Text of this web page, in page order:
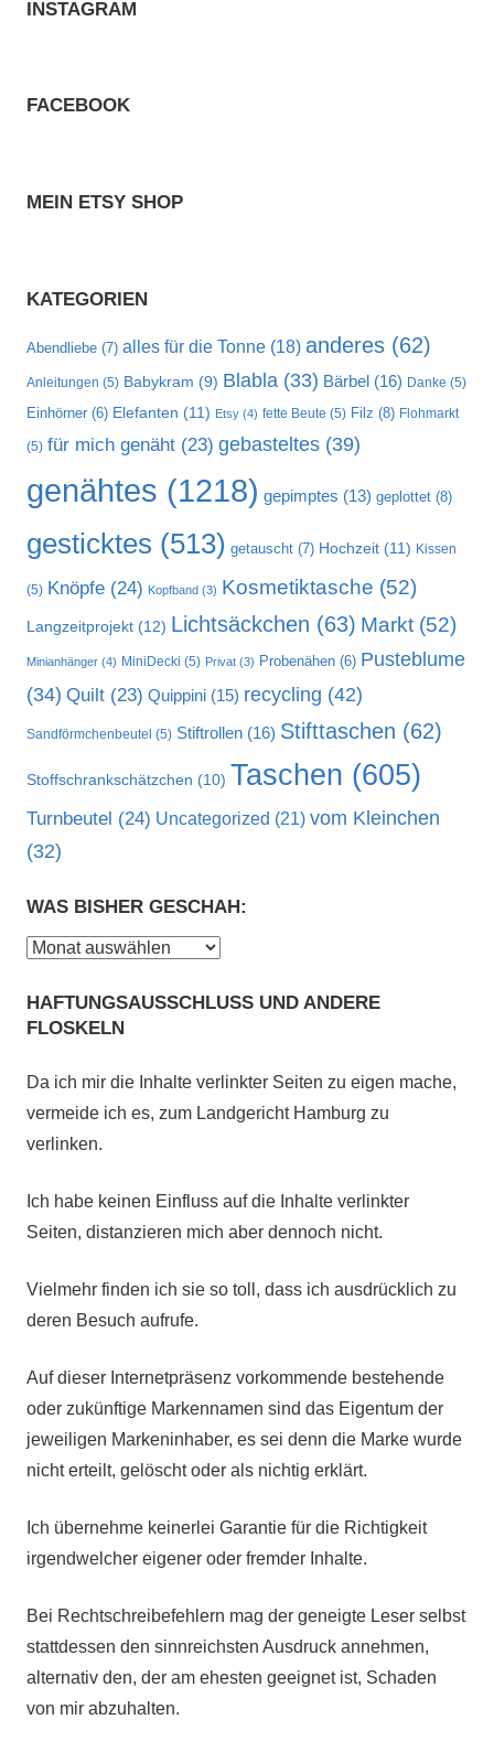
INSTAGRAM
FACEBOOK
MEIN ETSY SHOP
KATEGORIEN
Abendliebe (7) alles für die Tonne (18) anderes (62)
Anleitungen (5) Babykram (9) Blabla (33) Bärbel (16) Danke (5)
Einhörner (6) Elefanten (11) Etsy (4) fette Beute (5) Filz (8) Flohmarkt
(5) für mich genäht (23) gebasteltes (39)
genähtes (1218) gepimptes (13) geplottet (8)
gesticktes (513) getauscht (7) Hochzeit (11) Kissen
(5) Knöpfe (24) Kopfband (3) Kosmetiktasche (52)
Langzeitprojekt (12) Lichtsäckchen (63) Markt (52)
Minianhänger (4) MiniDecki (5) Privat (3) Probenähen (6) Pusteblume
(34) Quilt (23) Quippini (15) recycling (42)
Sandförmchenbeutel (5) Stiftrollen (16) Stifttaschen (62)
Stoffschrankschätzchen (10) Taschen (605)
Turnbeutel (24) Uncategorized (21) vom Kleinchen
(32)
WAS BISHER GESCHAH:
Was
geschah:
HAFTUNGSAUSSCHLUSS UND ANDERE
FLOSKELN
Da ich mir die Inhalte verlinkter Seiten zu eigen mache,
vermeide ich es, zum Landgericht Hamburg zu
verlinken.
Ich habe keinen Einfluss auf die Inhalte verlinkter
Seiten, distanzieren mich aber dennoch nicht.
Vielmehr finden ich sie so toll, dass ich ausdrücklich zu
deren Besuch aufrufe.
Auf dieser Internetpräsenz vorkommende bestehende
oder zukünftige Markennamen sind das Eigentum der
jeweiligen Markeninhaber, es sei denn die Marke wurde
nicht erteilt, gelöscht oder als nichtig erklärt.
Ich übernehme keinerlei Garantie für die Richtigkeit
irgendwelcher eigener oder fremder Inhalte.
Bei Rechtschreibefehlern mag der geneigte Leser selbst
stattdessen den sinnreichsten Ausdruck annehmen,
alternativ den, der am ehesten geeignet ist, Schaden
von mir abzuhalten.